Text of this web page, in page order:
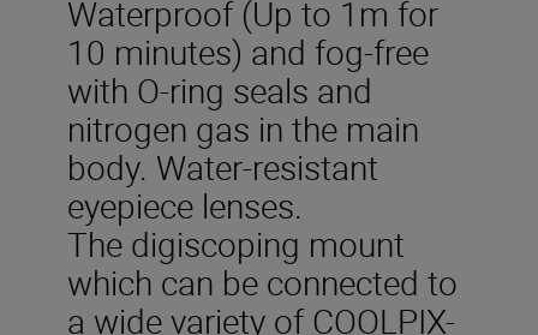
Waterproof (Up to 1m for
10 minutes) and fog-free
with O-ring seals and
nitrogen gas in the main
body. Water-resistant
eyepiece lenses.
The digiscoping mount
which can be connected to
a wide variety of COOLPIX-